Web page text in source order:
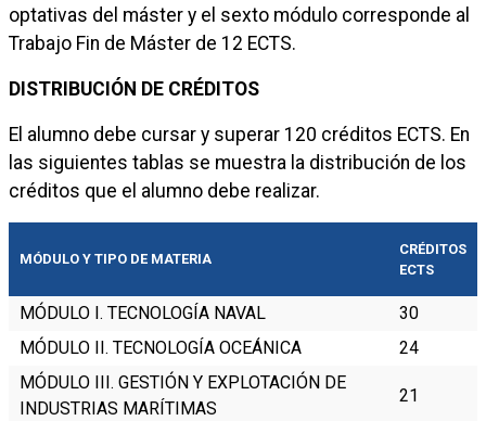
optativas del máster y el sexto módulo corresponde al
Trabajo Fin de Máster de 12 ECTS.
DISTRIBUCIÓN DE CRÉDITOS
El alumno debe cursar y superar 120 créditos ECTS. En
las siguientes tablas se muestra la distribución de los
créditos que el alumno debe realizar.
MÓDULO Y TIPO DE MATERIA
CRÉDITOS
ECTS
MÓDULO I. TECNOLOGÍA NAVAL
30
MÓDULO II. TECNOLOGÍA OCEÁNICA
24
MÓDULO III. GESTIÓN Y EXPLOTACIÓN DE
INDUSTRIAS MARÍTIMAS
21